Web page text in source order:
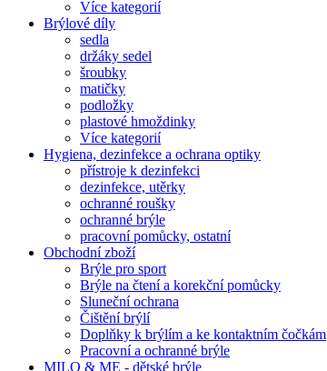
Více kategorií
Brýlové díly
sedla
držáky sedel
šroubky
matičky
podložky
plastové hmoždinky
Více kategorií
Hygiena, dezinfekce a ochrana optiky
přístroje k dezinfekci
dezinfekce, utěrky
ochranné roušky
ochranné brýle
pracovní pomůcky, ostatní
Obchodní zboží
Brýle pro sport
Brýle na čtení a korekční pomůcky
Sluneční ochrana
Čištění brýlí
Doplňky k brýlím a ke kontaktním čočkám
Pracovní a ochranné brýle
MILO & ME - dětské brýle